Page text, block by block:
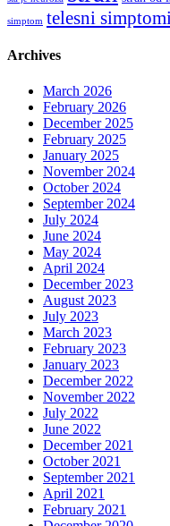
simptom telesni simptomi
Archives
March 2026
February 2026
December 2025
February 2025
January 2025
November 2024
October 2024
September 2024
July 2024
June 2024
May 2024
April 2024
December 2023
August 2023
July 2023
March 2023
February 2023
January 2023
December 2022
November 2022
July 2022
June 2022
December 2021
October 2021
September 2021
April 2021
February 2021